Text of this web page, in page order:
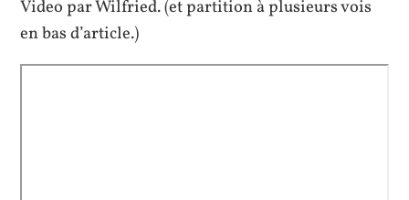
Video par Wilfried. (et partition à plusieurs vois
en bas d’article.)